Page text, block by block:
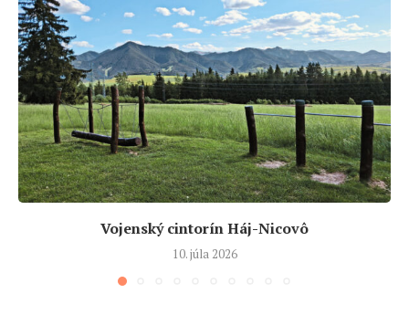
Vojenský cintorín Háj-Nicovô
10. júla 2026